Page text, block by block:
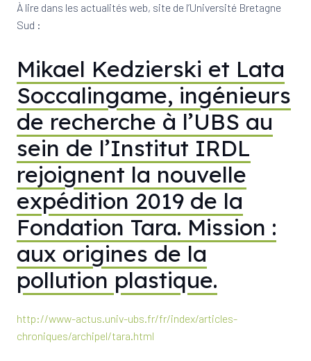
À lire dans les actualités web, site de l’Université Bretagne
Sud :
Mikael Kedzierski et Lata
Soccalingame, ingénieurs
de recherche à l’UBS au
sein de l’Institut IRDL
rejoignent la nouvelle
expédition 2019 de la
Fondation Tara. Mission :
aux origines de la
pollution plastique.
http://www-actus.univ-ubs.fr/fr/index/articles-
chroniques/archipel/tara.html